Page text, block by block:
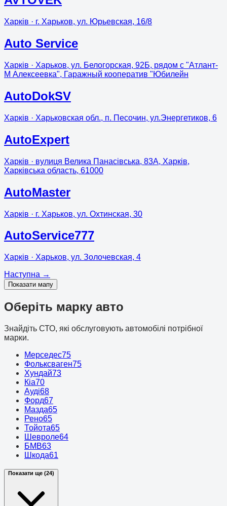
Харків · г. Харьков, ул. Юрьевская, 16/8
Auto Service
Харків · Харьков, ул. Белогорская, 92Б, рядом с "Атлант-
М Алексеевка", Гаражный кооператив "Юбилейн
AutoDokSV
Харків · Харьковская обл., п. Песочин, ул.Энергетиков, 6
AutoExpert
Харків · вулиця Велика Панасівська, 83А, Харків,
Харківська область, 61000
AutoMaster
Харків · г. Харьков, ул. Охтинская, 30
AutoService777
Харків · Харьков, ул. Золочевская, 4
Наступна →
Показати мапу
Оберіть марку авто
Знайдіть СТО, які обслуговують автомобілі потрібної
марки.
Мерседес75
Фольксваген75
Хундай73
Кіа70
Ауді68
Форд67
Мазда65
Рено65
Тойота65
Шевроле64
БМВ63
Шкода61
Показати ще (24)